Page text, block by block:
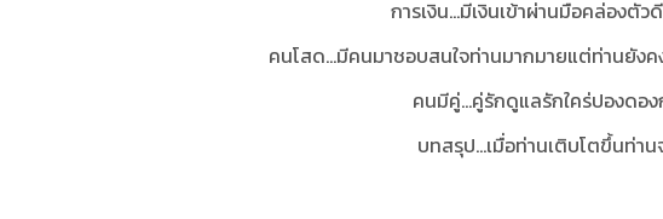
การเงิน...มีเงินเข้าผ่านมือคล่องตั
คนโสด...มีคนมาชอบสนใจท่านมากมายแต่ท่านยัง
คนมีคู่...คู่รักดูแลรักใคร่ปองดอ
บทสรุป...เมื่อท่านเติบโตขึ้นท่า